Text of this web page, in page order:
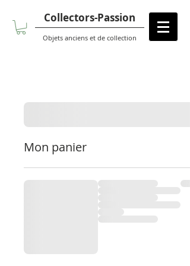
Collectors-Passion
Objets anciens et de collection
Mon panier